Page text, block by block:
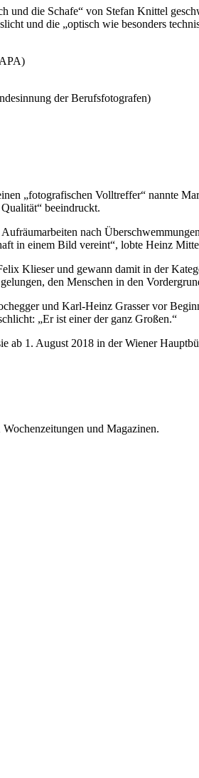
und die Schafe“ von Stefan Knittel
und die „optisch wie besonders
der Berufsfotografen)
„fotografischen Volltreffer“ nannte
beeindruckt.
nach
in einem Bild vereint“, lobte Heinz
Klieser und gewann damit in der
den Menschen in den
und Karl-Heinz Grasser vor
„Er ist einer der ganz Großen.“
ab 1. August 2018 in der Wiener
und Magazinen.